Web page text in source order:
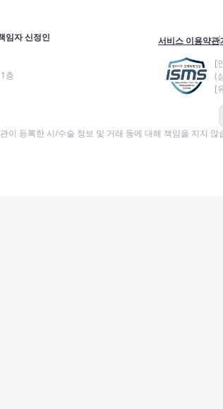
임자 신정인
층
서비스 이용약관
[
(
[
이 등록한 시/수술 정보 및 거래 등에 대해 책임을 지지 않